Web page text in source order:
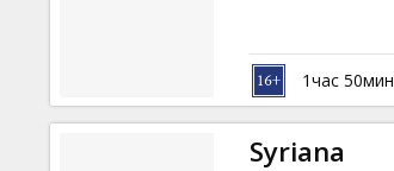
1час 50мин
Syriana